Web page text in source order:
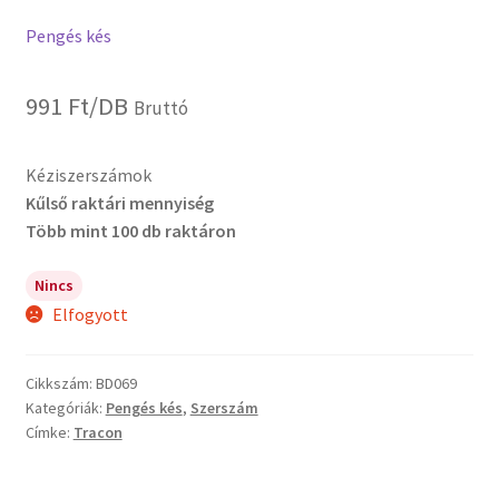
Pengés kés
991 Ft/DB Bruttó
Kéziszerszámok
Kűlső raktári mennyiség
Több mint 100 db raktáron
Nincs
Elfogyott
Cikkszám: BD069
Kategóriák: Pengés kés, Szerszám
Címke: Tracon